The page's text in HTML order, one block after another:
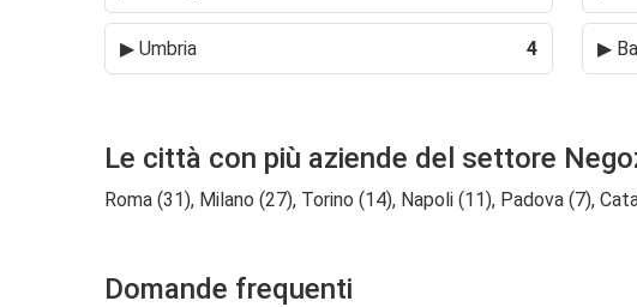
▶ Umbria 4 ▶
Le città con più aziende del settore
Roma (31), Milano (27), Torino (14), Napoli (11), Padova (7),
Domande frequenti